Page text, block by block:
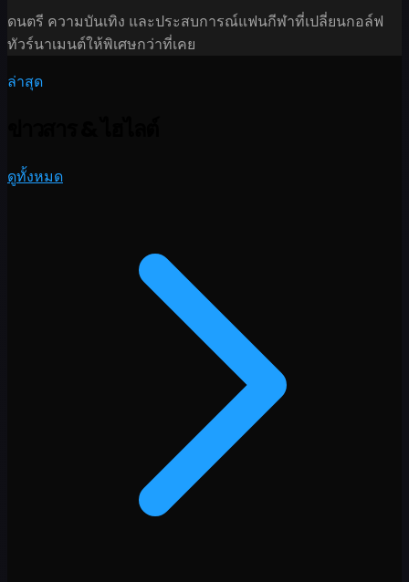
ดนตรี ความบันเทิง และประสบการณ์แฟนกีฬาที่เปลี่ยนกอล์ฟ
ทัวร์นาเมนต์ให้พิเศษกว่าที่เคย
ล่าสุด
ดูทั้งหมด